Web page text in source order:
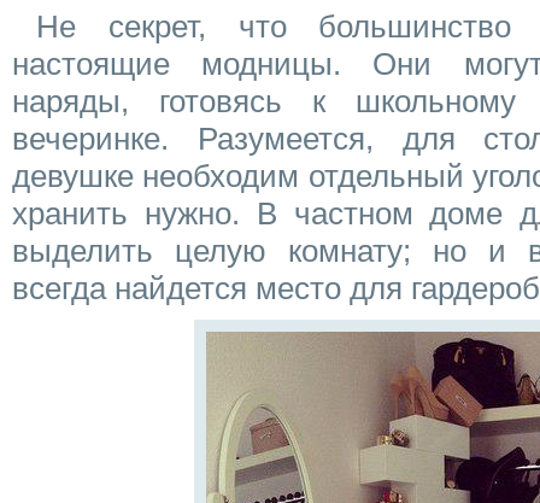
Не секрет, что большинство
настоящие модницы. Они
наряды, готовясь к
вечеринке. Разумеется, для
девушке необходим отдельный
хранить нужно. В частном доме
выделить целую комнату; но и
всегда найдется место для